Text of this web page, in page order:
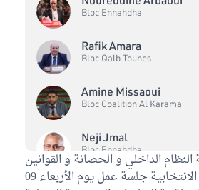
الداخلي و الحصانة و القوانين
البرلمانية و القوانين الانتخابية جلسة عمل يوم الأربعاء 09
Bloc Ennahdha
Rafik Amara
Bloc Qalb Tounes
Amine Missaoui
Bloc Coalition Al Karama
Neji Jmal
Bloc Ennahdha
Noomane El Euch